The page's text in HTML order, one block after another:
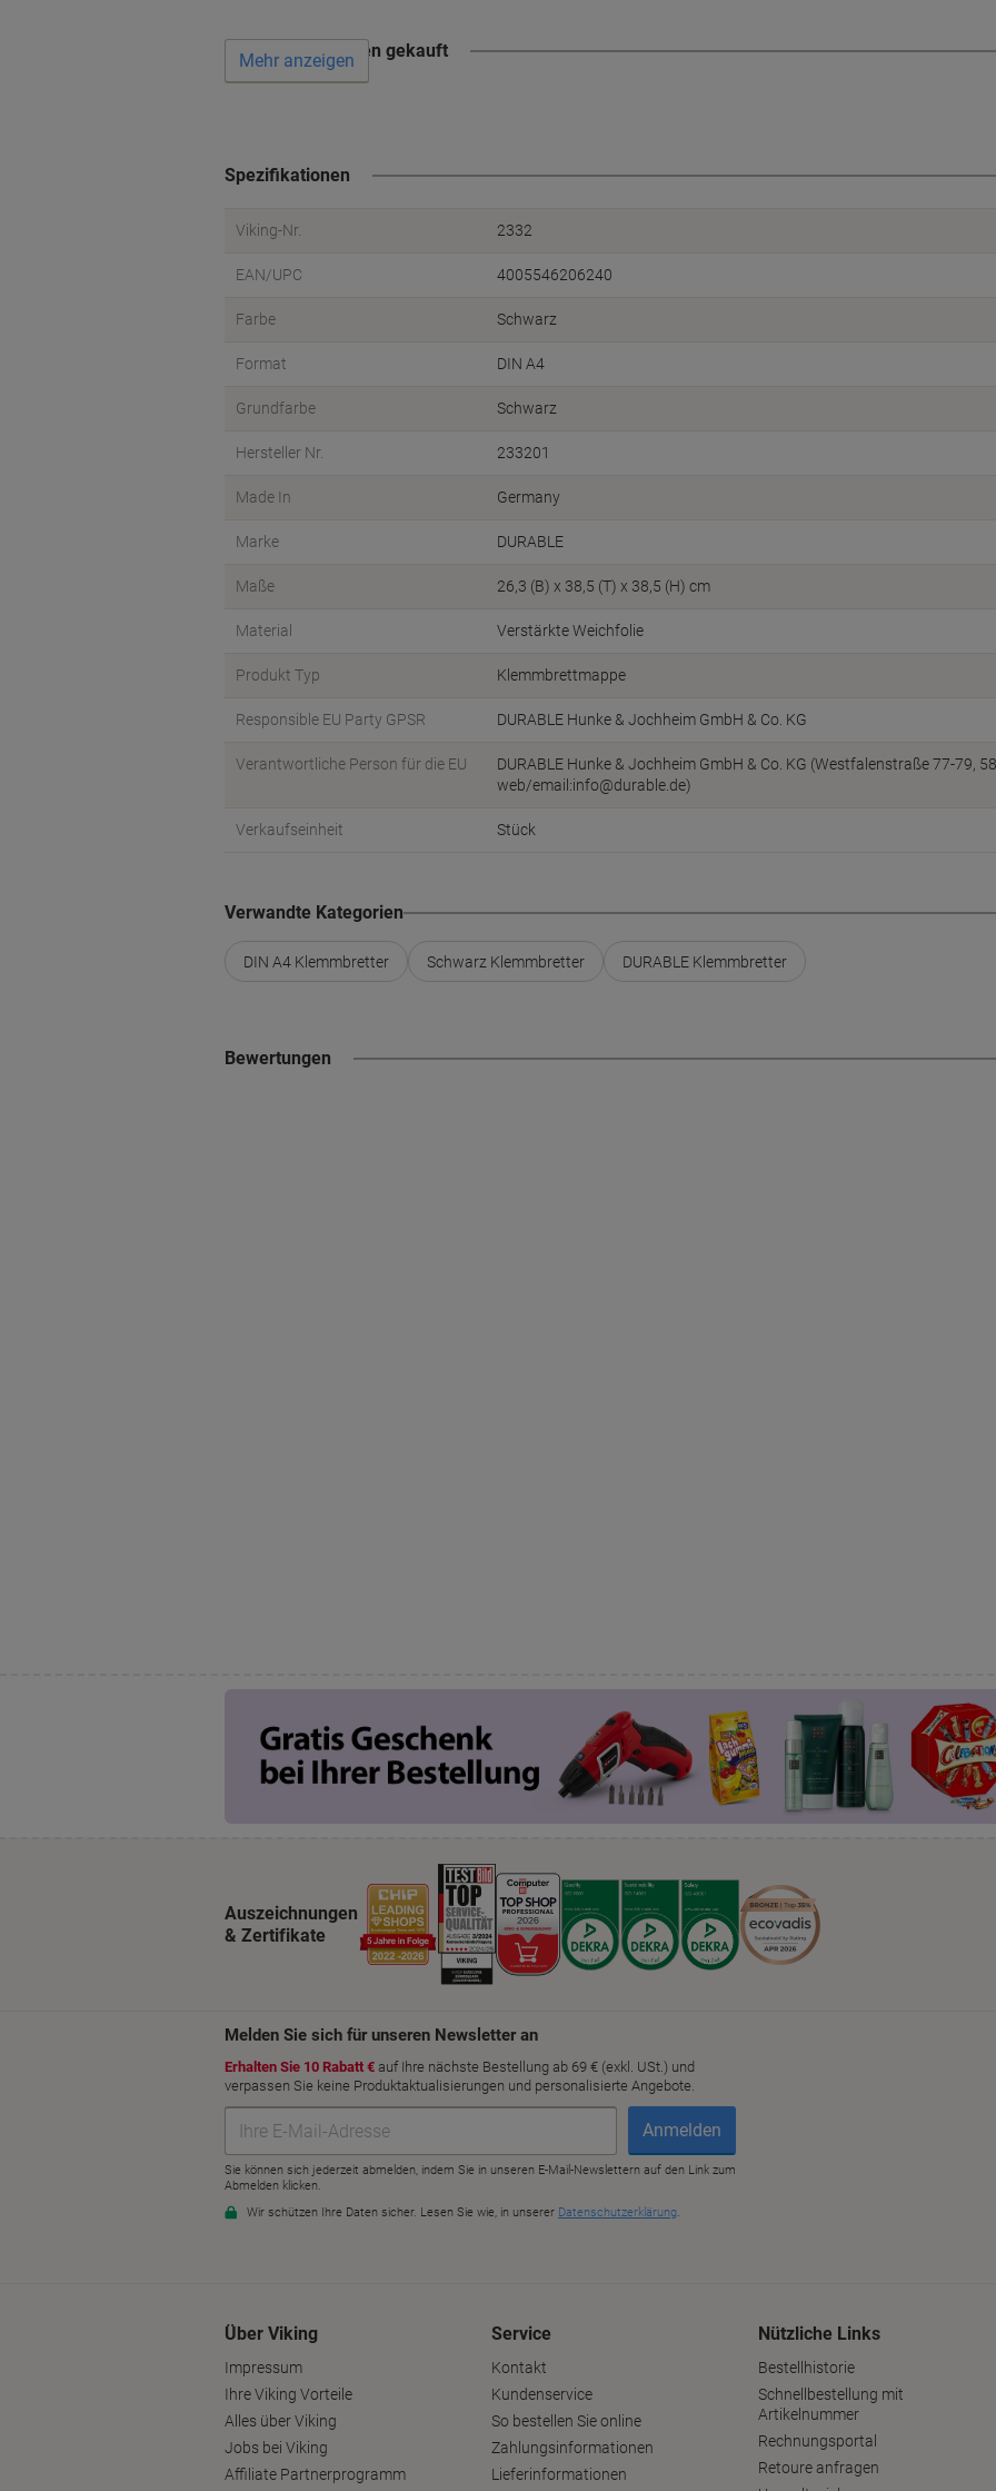
Wird oft zusammen gekauft
Mehr anzeigen
Spezifikationen
Viking-Nr. 2332
EAN/UPC 4005546206240
Farbe Schwarz
Format DIN A4
Grundfarbe Schwarz
Hersteller Nr. 233201
Made In Germany
Marke DURABLE
Maße 26,3 (B) x 38,5 (T) x 38,5 (H) cm
Material Verstärkte Weichfolie
Produkt Typ Klemmbrettmappe
Responsible EU Party GPSR DURABLE Hunke & Jochheim GmbH & Co. KG
Verantwortliche Person für die EU
DURABLE Hunke & Jochheim GmbH & Co. KG (Westfalenstraße 77-79,
web/email:info@durable.de)
Verkaufseinheit Stück
Verwandte Kategorien
DIN A4 Klemmbretter Schwarz Klemmbretter DURABLE Klemmbretter
Bewertungen
Auszeichnungen
& Zertifikate
Über Viking
Impressum
Ihre Viking Vorteile
Alles über Viking
Jobs bei Viking
Affiliate Partnerprogramm
Service
Kontakt
Kundenservice
So bestellen Sie online
Zahlungsinformationen
Lieferinformationen
Nützliche Links
Bestellhistorie
Schnellbestellung mit
Artikelnummer
Rechnungsportal
Retoure anfragen